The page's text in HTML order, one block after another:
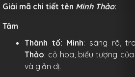
Giải mã chi tiết tên Minh Thảo:
Tâm
Thành tố: Minh: sáng rõ,
Thảo: cỏ hoa, biểu tượng
và giản dị.